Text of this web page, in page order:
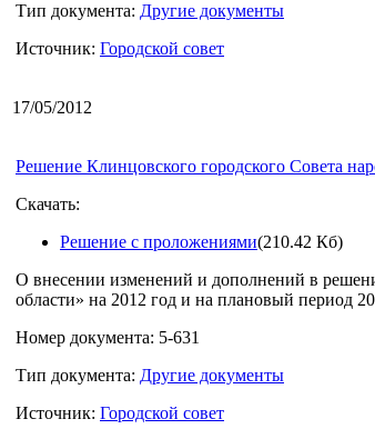
Тип документа: Другие документы
Источник: Городской совет
17/05/2012
Решение Клинцовского городского Совета
Скачать:
Решение с проложениями(210.42 Кб)
О внесении изменений и дополнений в
области» на 2012 год и на плановый период
Номер документа: 5-631
Тип документа: Другие документы
Источник: Городской совет